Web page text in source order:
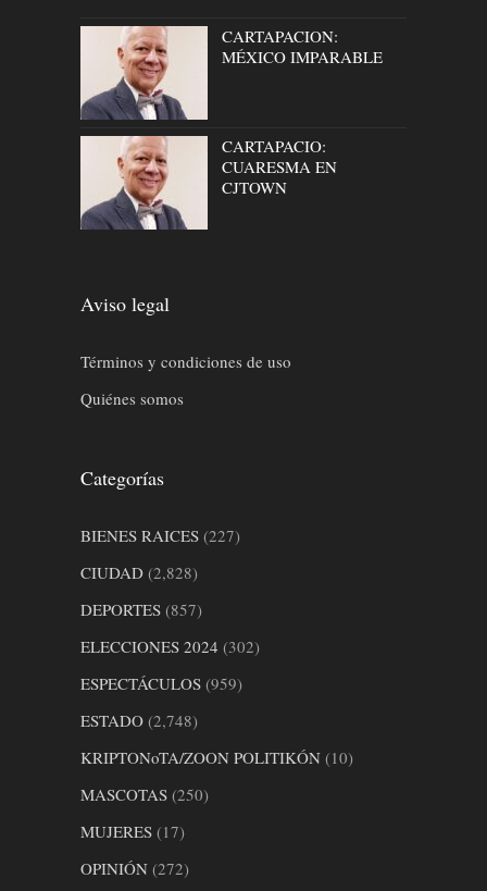
CARTAPACION:
MÉXICO IMPARABLE
CARTAPACIO:
CUARESMA EN
CJTOWN
Aviso legal
Términos y condiciones de uso
Quiénes somos
Categorías
BIENES RAICES (227)
CIUDAD (2,828)
DEPORTES (857)
ELECCIONES 2024 (302)
ESPECTÁCULOS (959)
ESTADO (2,748)
KRIPTONoTA/ZOON POLITIKÓN (10)
MASCOTAS (250)
MUJERES (17)
OPINIÓN (272)